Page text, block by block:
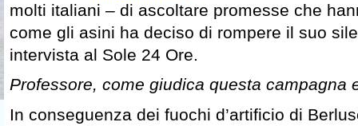
molti italiani – di ascoltare promesse che
come gli asini ha deciso di rompere il suo
intervista al Sole 24 Ore.
Professore, come giudica questa campagna
In conseguenza dei fuochi d’artificio di